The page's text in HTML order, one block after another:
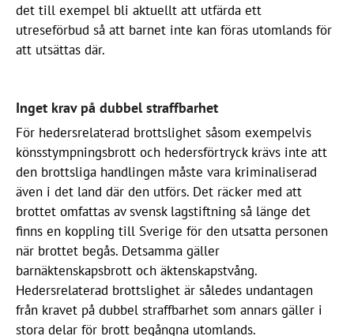
det till exempel bli aktuellt att utfärda ett
utreseförbud så att barnet inte kan föras utomlands för
att utsättas där.
Inget krav på dubbel straffbarhet
För hedersrelaterad brottslighet såsom exempelvis
könsstympningsbrott och hedersförtryck krävs inte att
den brottsliga handlingen måste vara kriminaliserad
även i det land där den utförs. Det räcker med att
brottet omfattas av svensk lagstiftning så länge det
finns en koppling till Sverige för den utsatta personen
när brottet begås. Detsamma gäller
barnäktenskapsbrott och äktenskapstvång.
Hedersrelaterad brottslighet är således undantagen
från kravet på dubbel straffbarhet som annars gäller i
stora delar för brott begångna utomlands.